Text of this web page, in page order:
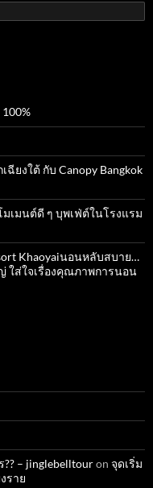
ฉียงใต้ กับ Canopy Bangkok
เมนต์ดี ๆ บุพเฟ่ต์ในโรงแรม
Khaoyaiนอนหลับสบาย…
ใส่ใจเรื่องคุณภาพการนอน
– jinglebelltouron จุดเริ่ม
ราย